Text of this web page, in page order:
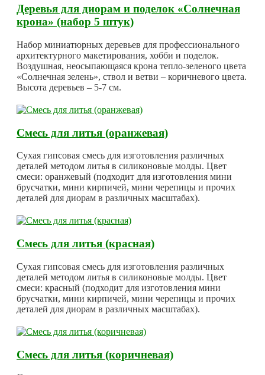
Деревья для диорам и поделок «Солнечная
крона» (набор 5 штук)
Набор миниатюрных деревьев для профессионального
архитектурного макетирования, хобби и поделок.
Воздушная, неосыпающаяся крона тепло-зеленого цвета
«Солнечная зелень», ствол и ветви – коричневого цвета.
Высота деревьев – 5-7 см.
Смесь для литья (оранжевая)
Сухая гипсовая смесь для изготовления различных
деталей методом литья в силиконовые молды. Цвет
смеси: оранжевый (подходит для изготовления мини
брусчатки, мини кирпичей, мини черепицы и прочих
деталей для диорам в различных масштабах).
Смесь для литья (красная)
Сухая гипсовая смесь для изготовления различных
деталей методом литья в силиконовые молды. Цвет
смеси: красный (подходит для изготовления мини
брусчатки, мини кирпичей, мини черепицы и прочих
деталей для диорам в различных масштабах).
Смесь для литья (коричневая)